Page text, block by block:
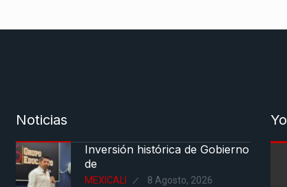
Noticias
Inversión histórica de Gobierno
de
MEXICALI 8 Agosto, 2026